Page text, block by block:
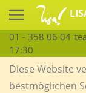
01 - 358 06 04
17:30
Diese Website
bestmöglichen